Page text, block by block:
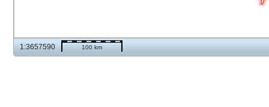
1:3657590 100 km